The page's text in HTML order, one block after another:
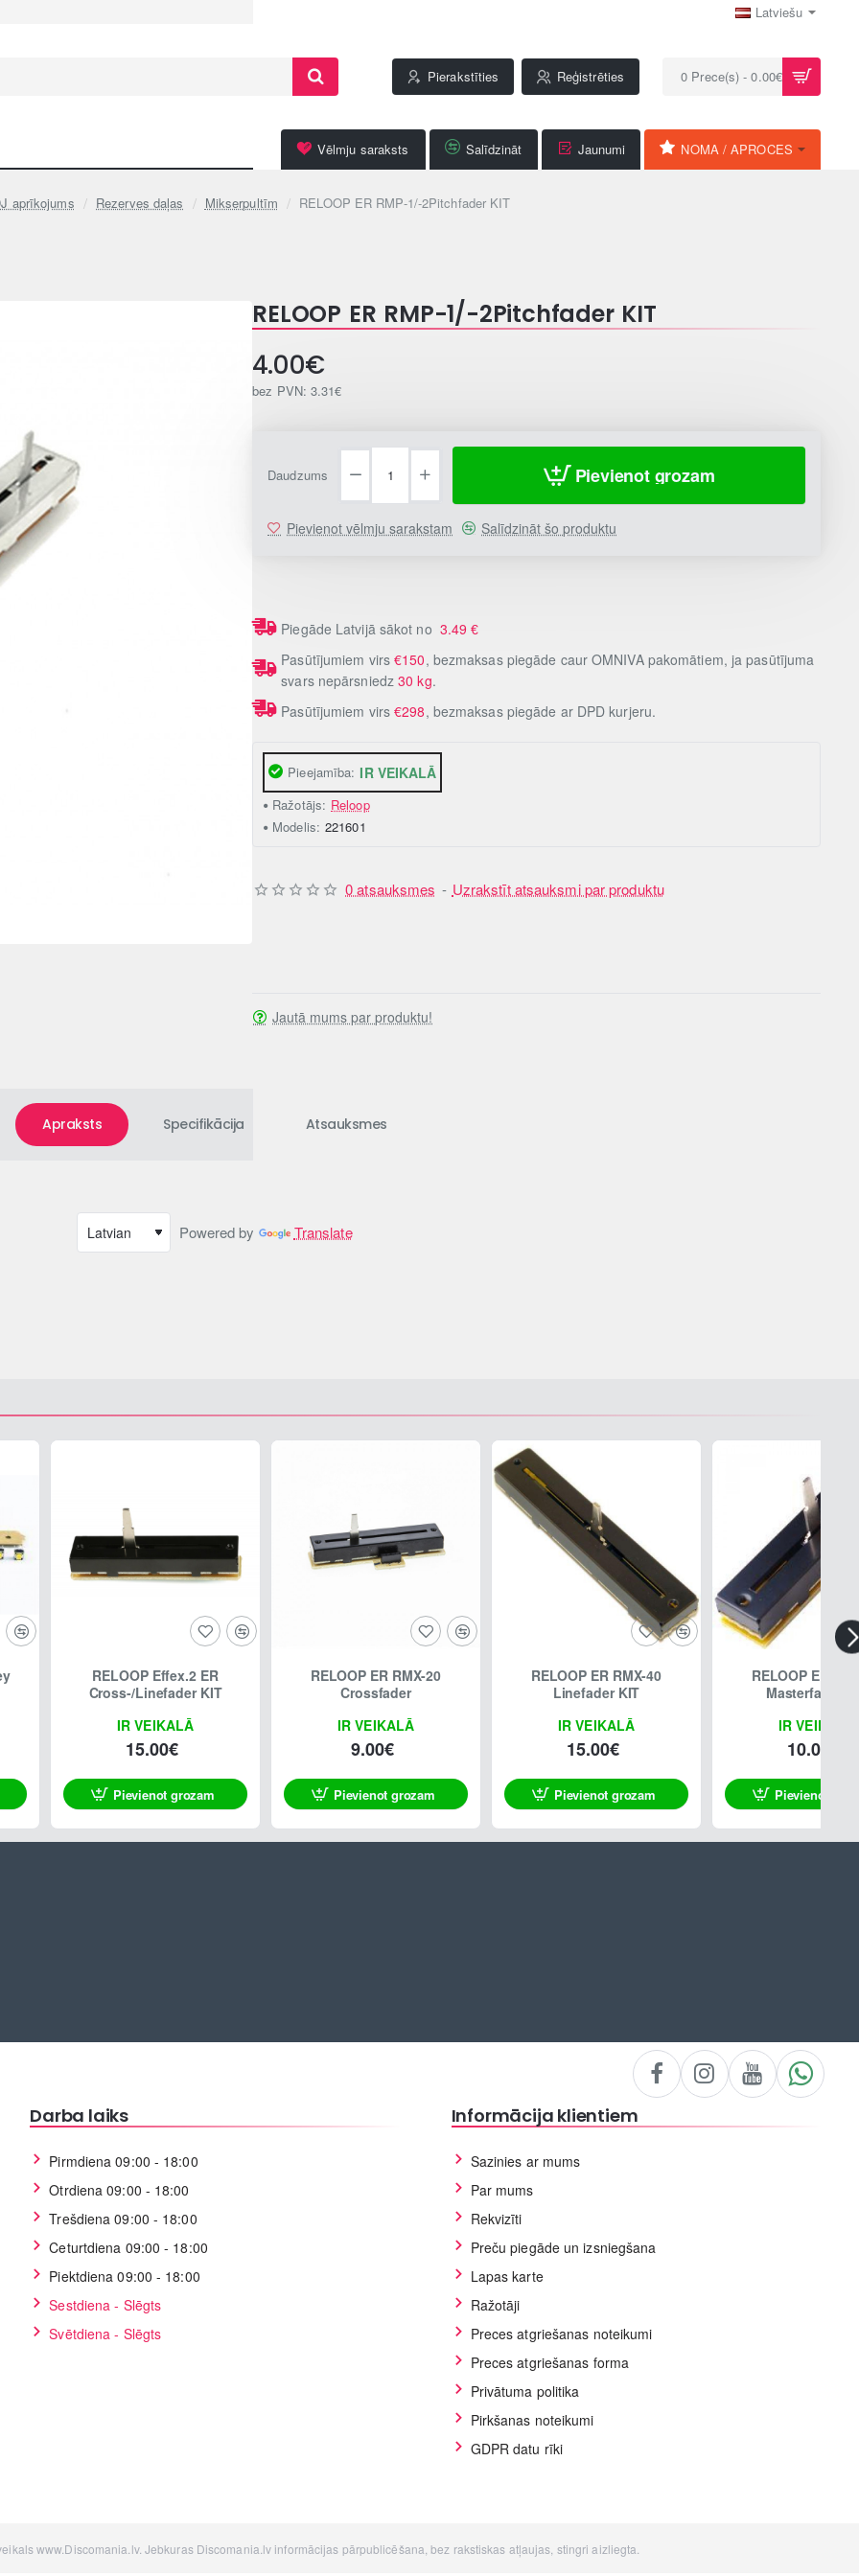
Latviešu
Pierakstīties Reģistrēties 0 Prece(s) - 0.00€
Vēlmju saraksts Salīdzināt Jaunumi NOMA / APROCES
aprīkojums Rezerves daļas Mikserpultīm RELOOP ER RMP-1/-2Pitchfader KIT
RELOOP ER RMP-1/-2Pitchfader KIT
Pieejamība: IR VEIKALĀ
Ražotājs: Reloop
Modelis: 221601
0 atsauksmes - Uzrakstīt atsauksmi par produktu
4.00€
bez PVN: 3.31€
Daudzums Pievienot grozam
Pievienot vēlmju sarakstam Salīdzināt šo produktu
Piegāde Latvijā sākot no 3.49€
Pasūtījumiem virs€150, bezmaksas piegāde caur OMNIVA pakomātiem, ja pasūtījuma
svars nepārsniedz30 kg.
Pasūtījumiem virs€298, bezmaksas piegāde ar DPD kurjeru.
Jautā mums par produktu!
Apraksts Specifikācija Atsauksmes
Powered by Translate
IR VEIKALĀ
RELOOP Effex.2 ER
Cross-/Linefader KIT
15.00€
Pievienot grozam
IR VEIKALĀ
RELOOP ER RMX-20
Crossfader
9.00€
Pievienot grozam
IR VEIKALĀ
RELOOP ER RMX-40
Linefader KIT
15.00€
Pievienot grozam
IR VEIKALĀ
RELOOP ER
Masterfader
10.00€
Pievienot
Darba laiks
Pirmdiena 09:00 - 18:00
Otrdiena 09:00 - 18:00
Trešdiena 09:00 - 18:00
Ceturtdiena 09:00 - 18:00
Piektdiena 09:00 - 18:00
Sestdiena - Slēgts
Svētdiena - Slēgts
Informācija klientiem
Sazinies ar mums
Par mums
Rekvizīti
Preču piegāde un izsniegšana
Lapas karte
Ražotāji
Preces atgriešanas noteikumi
Preces atgriešanas forma
Privātuma politika
Pirkšanas noteikumi
GDPR datu rīki
www.Discomania.lv. Jebkuras Discomania.lv informācijas pārpublicēšana, bez rakstiskas atļaujas, stingri aizliegta.